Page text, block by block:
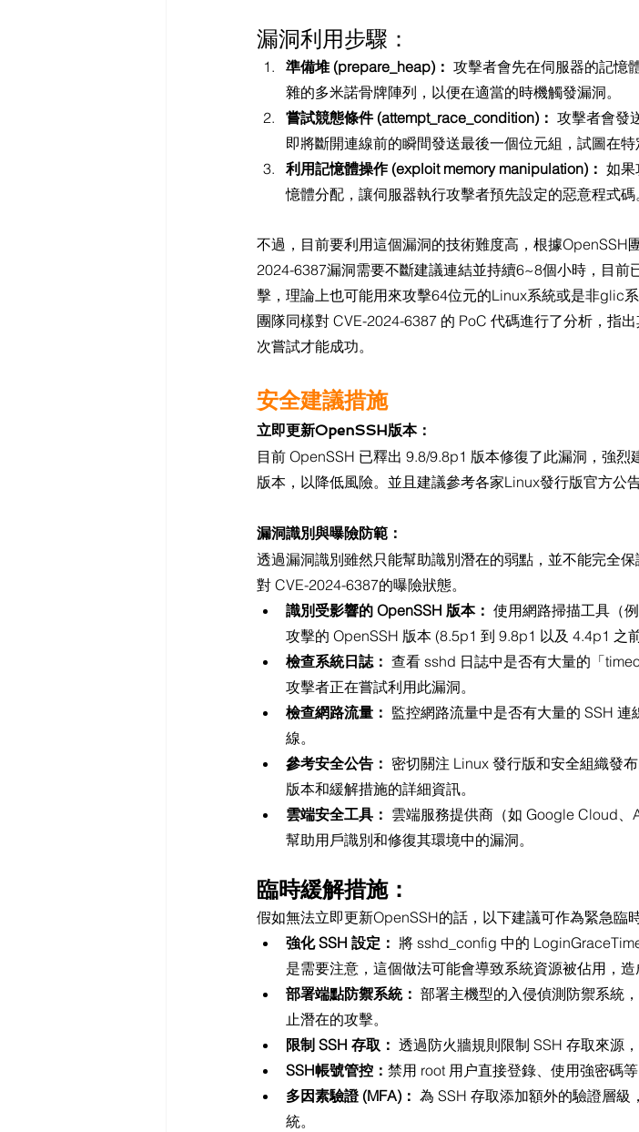
漏洞利用步驟：
準備堆 (prepare_heap)： 攻擊者會先在伺服器的記憶
雜的多米諾骨牌陣列，以便在適當的時機觸發漏洞。
嘗試競態條件 (attempt_race_condition)： 攻擊者會發
即將斷開連線前的瞬間發送最後一個位元組，試圖在特
利用記憶體操作 (exploit memory manipulation)： 如果
憶體分配，讓伺服器執行攻擊者預先設定的惡意程式碼
不過，目前要利用這個漏洞的技術難度高，根據OpenSSH
2024-6387漏洞需要不斷建議連結並持續6~8個小時，目
擊，理論上也可能用來攻擊64位元的Linux系統或是非glic
團隊同樣對 CVE-2024-6387 的 PoC 代碼進行了分析，指
次嘗試才能成功。
安全建議措施
立即更新OpenSSH版本：
目前 OpenSSH 已釋出 9.8/9.8p1 版本修復了此漏洞，強
版本，以降低風險。並且建議參考各家Linux發行版官方公
漏洞識別與曝險防範：
透過漏洞識別雖然只能幫助識別潛在的弱點，並不能完全
對 CVE-2024-6387的曝險狀態。
識別受影響的 OpenSSH 版本： 使用網路掃描工具（
攻擊的 OpenSSH 版本 (8.5p1 到 9.8p1 以及 4.4p1 之
檢查系統日誌： 查看 sshd 日誌中是否有大量的「
攻擊者正在嘗試利用此漏洞。
檢查網路流量： 監控網路流量中是否有大量的 SSH
線。
參考安全公告： 密切關注 Linux 發行版和安全組織發
版本和緩解措施的詳細資訊。
雲端安全工具： 雲端服務提供商（如 Google Cloud、
幫助用戶識別和修復其環境中的漏洞。
臨時緩解措施：
假如無法立即更新OpenSSH的話，以下建議可作為緊急臨
強化 SSH 設定： 將 sshd_config 中的
是需要注意，這個做法可能會導致系統資源被佔用，造
部署端點防禦系統： 部署主機型的入侵偵測防禦系統
止潛在的攻擊。
限制 SSH 存取： 透過防火牆規則限制 SSH 存取來源
SSH帳號管控： 禁用 root 用户直接登錄、使用強密碼等
多因素驗證 (MFA)： 為 SSH 存取添加額外的驗證層
統。